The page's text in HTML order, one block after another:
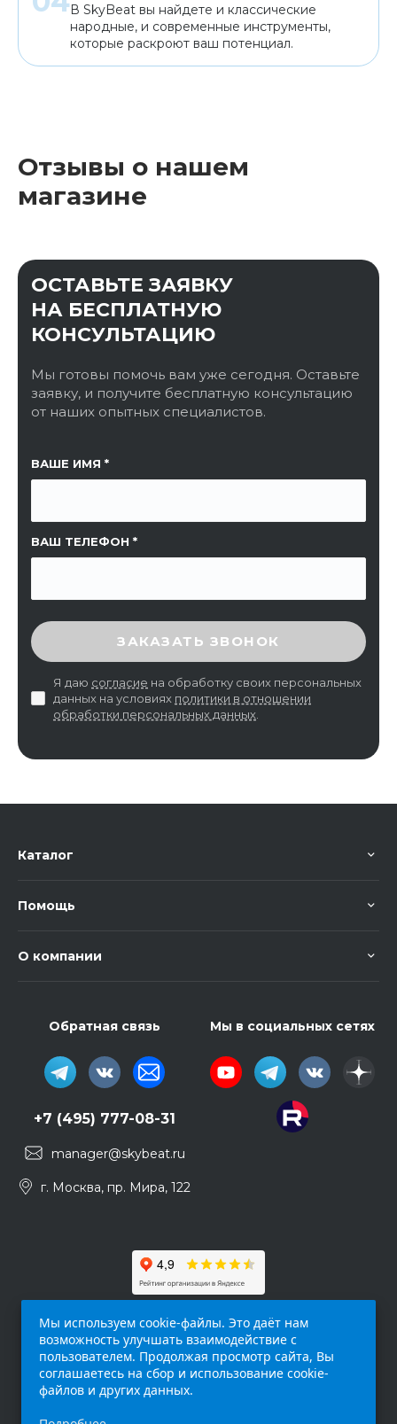
В SkyBeat вы найдете и классические
народные, и современные инструменты,
которые раскроют ваш потенциал.
Отзывы о нашем
магазине
ОСТАВЬТЕ ЗАЯВКУ
НА БЕСПЛАТНУЮ
КОНСУЛЬТАЦИЮ
Мы готовы помочь вам уже сегодня. Оставьте
заявку, и получите бесплатную консультацию
от наших опытных специалистов.
ВАШЕ ИМЯ
ВАШ ТЕЛЕФОН
ССЫЛКА НА СТРАНИЦУ
ВВЕДИТЕ ПРОВЕРОЧНЫЙ КОД
ЗАКАЗАТЬ ЗВОНОК
Я даю согласие на обработку своих персональных
данных на условиях политики в отношении
обработки персональных данных
Каталог
Помощь
О компании
Обратная связь
+7 (495) 777-08-31
manager@skybeat.ru
г. Москва, пр. Мира, 122
Мы в социальных сетях
Мы используем cookie-файлы. Это даёт нам
возможность улучшать взаимодействие с
пользователем. Продолжая просмотр сайта, Вы
соглашаетесь на сбор и использование cookie-
файлов и других данных.